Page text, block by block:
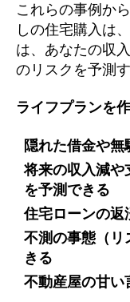
これらの事例か
しの住宅購入は
は、あなたの収
のリスクを予測
ライフプランを
隠れた借金や無
将来の収入減や
を予測できる
住宅ローンの返
不測の事態（リ
きる
不動産屋の甘い